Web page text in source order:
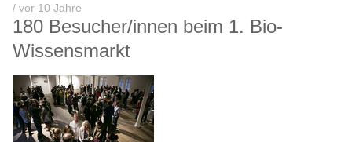
/ vor 10 Jahre
180 Besucher/innen beim 1. Bio-
Wissensmarkt